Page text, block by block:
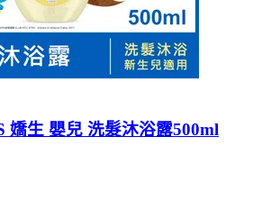
嬌生 嬰兒 洗髮沐浴露500ml